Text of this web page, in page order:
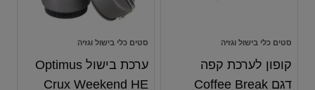
סטים כלי בישול וגזיה
קופון לערכת קפה
דגם Coffee Break
סטים כלי בישול וגזיה
ערכת בישול Optimus
Crux Weekend HE